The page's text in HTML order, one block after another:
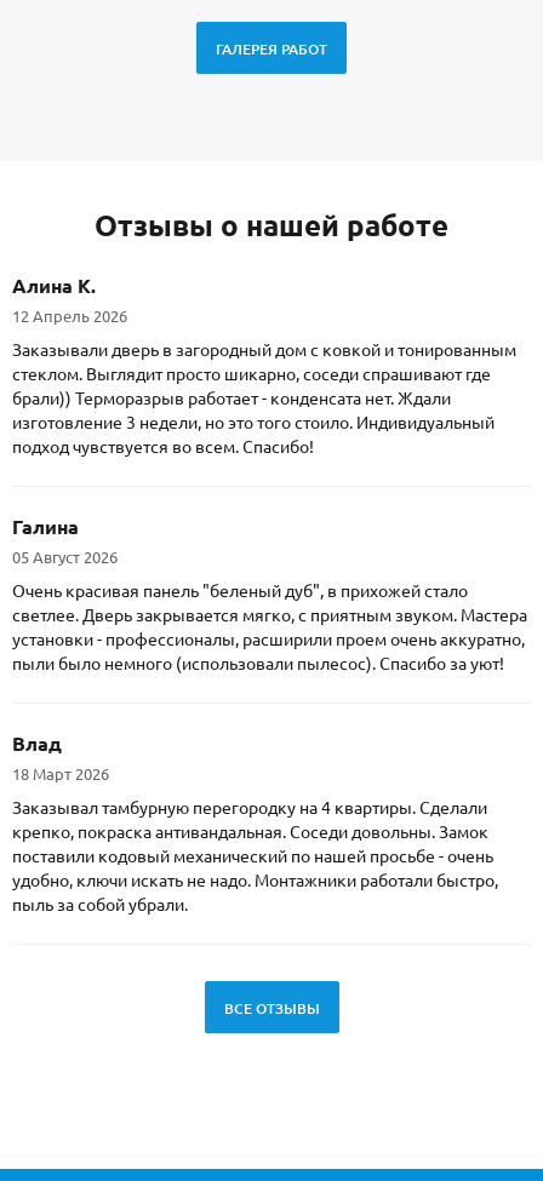
ГАЛЕРЕЯ РАБОТ
Отзывы о нашей работе
Алина К.
12 Апрель 2026
Заказывали дверь в загородный дом с ковкой и тонированным
стеклом. Выглядит просто шикарно, соседи спрашивают где
брали)) Терморазрыв работает - конденсата нет. Ждали
изготовление 3 недели, но это того стоило. Индивидуальный
подход чувствуется во всем. Спасибо!
Галина
05 Август 2026
Очень красивая панель "беленый дуб", в прихожей стало
светлее. Дверь закрывается мягко, с приятным звуком. Мастера
установки - профессионалы, расширили проем очень аккуратно,
пыли было немного (использовали пылесос). Спасибо за уют!
Влад
18 Март 2026
Заказывал тамбурную перегородку на 4 квартиры. Сделали
крепко, покраска антивандальная. Соседи довольны. Замок
поставили кодовый механический по нашей просьбе - очень
удобно, ключи искать не надо. Монтажники работали быстро,
пыль за собой убрали.
ВСЕ ОТЗЫВЫ